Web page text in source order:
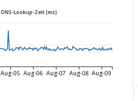
DNS-Lookup-Zeit (ms)
Aug-05 Aug-06 Aug-07 Aug-08 Aug-09